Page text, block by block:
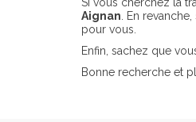
Aignan . En
pour vous.
Enfin, sachez que
Bonne recherche et